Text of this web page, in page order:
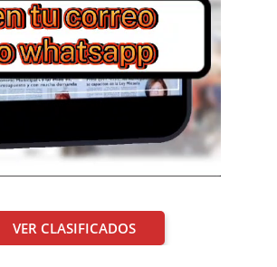
VER CLASIFICADOS